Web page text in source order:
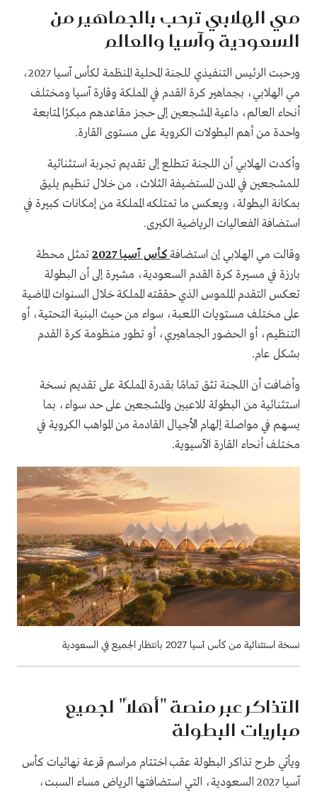
مي الهلابي ترحب بالجماهير من
السعودية وآسيا والعالم
ورحبت الرئيس التنفيذي للجنة المحلية المنظمة لكأس آسيا 2027،
مي الهلابي، بجماهير كرة القدم في المملكة وقارة آسيا ومختلف
أنحاء العالم، داعية المشجعين إلى حجز مقاعدهم مبكرًا لمتابعة
واحدة من أهم البطولات الكروية على مستوى القارة.
وأكدت الهلابي أن اللجنة تتطلع إلى تقديم تجربة استثنائية
للمشجعين في المدن المستضيفة الثلاث، من خلال تنظيم يليق
بمكانة البطولة، ويعكس ما تمتلكه المملكة من إمكانات كبيرة في
استضافة الفعاليات الرياضية الكبرى.
وقالت مي الهلابي إن استضافةكأس آسيا 2027
تمثل محطة
بارزة في مسيرة كرة القدم السعودية، مشيرة إلى أن البطولة
تعكس التقدم الملموس الذي حققته المملكة خلال السنوات الماضية
على مختلف مستويات اللعبة، سواء من حيث البنية التحتية، أو
التنظيم، أو الحضور الجماهيري، أو تطور منظومة كرة القدم
بشكل عام.
وأضافت أن اللجنة تثق تمامًا بقدرة المملكة على تقديم نسخة
استثنائية من البطولة للاعبين والمشجعين على حد سواء، بما
يسهم في مواصلة إلهام الأجيال القادمة من المواهب الكروية في
مختلف أنحاء القارة الآسيوية.
نسخة استثنائية من كأس آسيا 2027 بانتظار الجميع في السعودية
التذاكر عبر منصة "أهلًا" لجميع
مباريات البطولة
ويأتي طرح تذاكر البطولة عقب اختتام مراسم قرعة نهائيات كأس
آسيا 2027 السعودية، التي استضافتها الرياض مساء السبت،